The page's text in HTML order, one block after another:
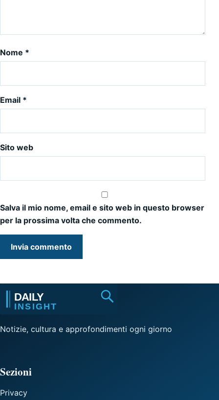
Nome *
Email *
Sito web
Salva il mio nome, email e sito web in questo browser
per la prossima volta che commento.
Notizie, cultura e approfondimenti ogni giorno
Sezioni
Privacy